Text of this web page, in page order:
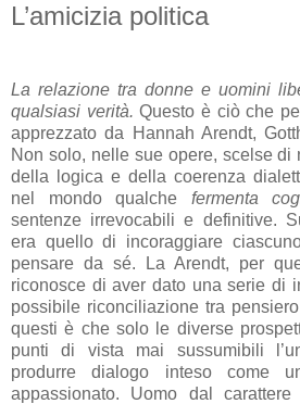
L’amicizia politica
La relazione tra donne e uomini
qualsiasi verità. Questo è ciò che
apprezzato da Hannah Arendt,
Non solo, nelle sue opere, scelse di
della logica e della coerenza
nel mondo qualche fermenta
sentenze irrevocabili e definitive.
era quello di incoraggiare
pensare da sé. La Arendt, per
riconosce di aver dato una serie di
possibile riconciliazione tra
questi è che solo le diverse
punti di vista mai sussumibili
produrre dialogo inteso come
appassionato. Uomo dal